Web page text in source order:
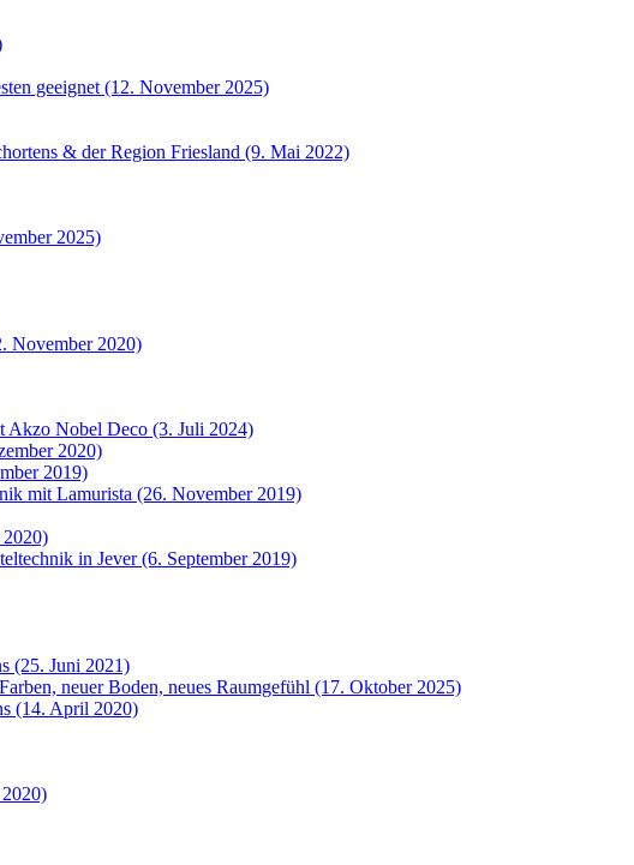
geeignet (12. November 2025)
& der Region Friesland (9. Mai 2022)
2025)
November 2020)
Akzo Nobel Deco (3. Juli 2024)
2020)
2019)
mit Lamurista (26. November 2019)
2020)
in Jever (6. September 2019)
(25. Juni 2021)
neuer Boden, neues Raumgefühl (17. Oktober 2025)
(14. April 2020)